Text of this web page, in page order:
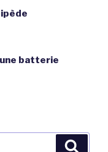
batterie